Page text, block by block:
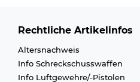
Rechtliche Artikelinfos
Altersnachweis
Info Schreckschusswaffen
Info Luftgewehre/-Pistolen